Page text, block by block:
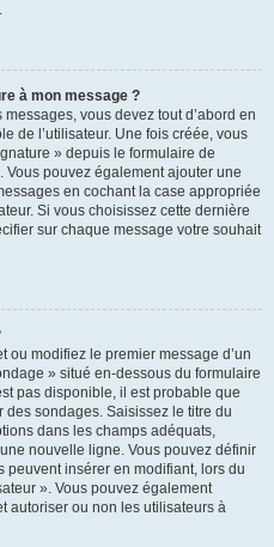
à mon message ?
vous devez tout d’abord en
de l’utilisateur. Une fois créée, vous
» depuis le formulaire de
Vous pouvez également ajouter une
en cochant la case appropriée
Si vous choisissez cette dernière
sur chaque message votre souhait
ou modifiez le premier message d’un
» situé en-dessous du formulaire
pas disponible, il est probable que
des sondages. Saisissez le titre du
dans les champs adéquats,
nouvelle ligne. Vous pouvez définir
peuvent insérer en modifiant, lors du
». Vous pouvez également
autoriser ou non les utilisateurs à